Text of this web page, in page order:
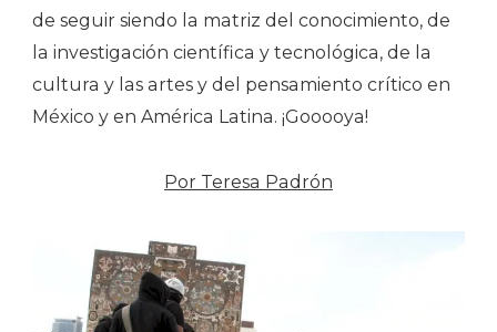
de seguir siendo la matriz del conocimiento, de
la investigación científica y tecnológica, de la
cultura y las artes y del pensamiento crítico en
México y en América Latina. ¡Gooooya!
Por Teresa Padrón